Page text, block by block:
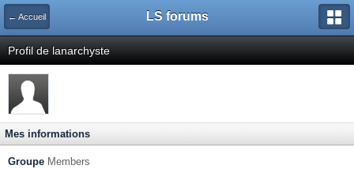
← Accueil LS forums
Profil de lanarchyste
Mes informations
Groupe Members